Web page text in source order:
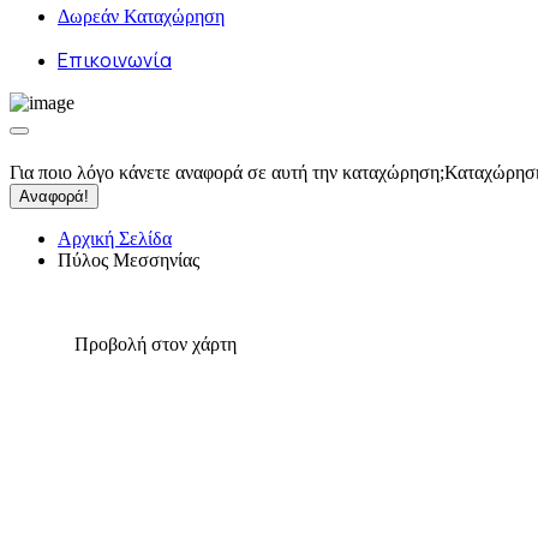
Δωρεάν Καταχώρηση
Επικοινωνία
Για ποιο λόγο κάνετε αναφορά σε αυτή την καταχώρηση;
Αναφορά!
Αρχική Σελίδα
Πύλος Μεσσηνίας
Προβολή στον χάρτη